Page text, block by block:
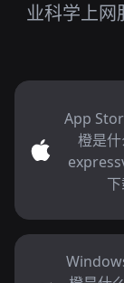
业科学上网
App
橙是